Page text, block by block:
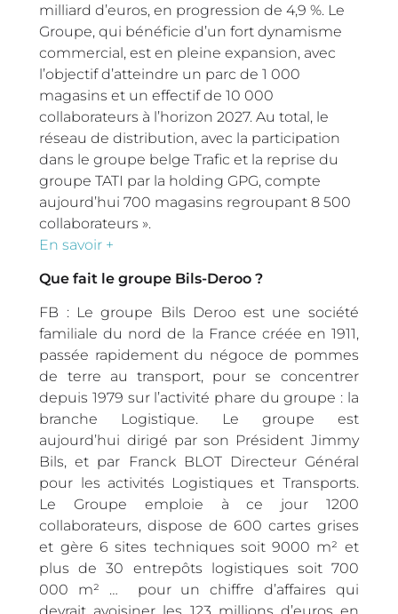
milliard d’euros, en progression de 4,9 %. Le
Groupe, qui bénéficie d’un fort dynamisme
commercial, est en pleine expansion, avec
l’objectif d’atteindre un parc de 1 000
magasins et un effectif de 10 000
collaborateurs à l’horizon 2027. Au total, le
réseau de distribution, avec la participation
dans le groupe belge Trafic et la reprise du
groupe TATI par la holding GPG, compte
aujourd’hui 700 magasins regroupant 8 500
collaborateurs ».
En savoir +
Que fait le groupe Bils-Deroo ?
FB : Le groupe Bils Deroo est une société
familiale du nord de la France créée en 1911,
passée rapidement du négoce de pommes
de terre au transport, pour se concentrer
depuis 1979 sur l’activité phare du groupe : la
branche Logistique. Le groupe est
aujourd’hui dirigé par son Président Jimmy
Bils, et par Franck BLOT Directeur Général
pour les activités Logistiques et Transports.
Le Groupe emploie à ce jour 1200
collaborateurs, dispose de 600 cartes grises
et gère 6 sites techniques soit 9000 m² et
plus de 30 entrepôts logistiques soit 700
000 m² … pour un chiffre d’affaires qui